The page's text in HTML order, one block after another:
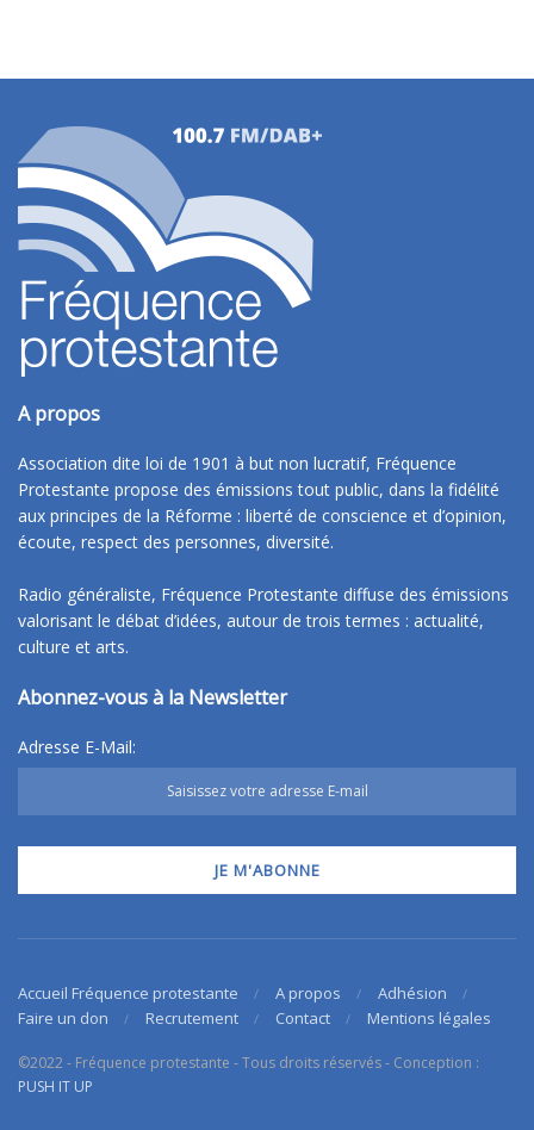
A propos
Association dite loi de 1901 à but non lucratif, Fréquence
Protestante propose des émissions tout public, dans la fidélité
aux principes de la Réforme : liberté de conscience et d’opinion,
écoute, respect des personnes, diversité.
Radio généraliste, Fréquence Protestante diffuse des émissions
valorisant le débat d’idées, autour de trois termes : actualité,
culture et arts.
Abonnez-vous à la Newsletter
Adresse E-Mail:
Accueil Fréquence protestante A propos
Adhésion
Faire un don
Recrutement Contact Mentions légales
©2022 - Fréquence protestante - Tous droits réservés - Conception :
PUSH IT UP